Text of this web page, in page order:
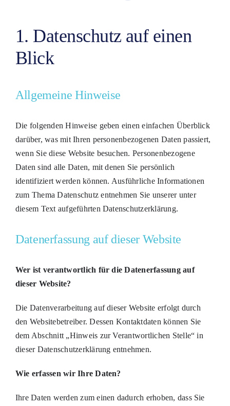
1. Datenschutz auf einen
Blick
Allgemeine Hinweise
Die folgenden Hinweise geben einen einfachen Überblick
darüber, was mit Ihren personenbezogenen Daten passiert,
wenn Sie diese Website besuchen. Personenbezogene
Daten sind alle Daten, mit denen Sie persönlich
identifiziert werden können. Ausführliche Informationen
zum Thema Datenschutz entnehmen Sie unserer unter
diesem Text aufgeführten Datenschutzerklärung.
Datenerfassung auf dieser Website
Wer ist verantwortlich für die Datenerfassung auf
dieser Website?
Die Datenverarbeitung auf dieser Website erfolgt durch
den Websitebetreiber. Dessen Kontaktdaten können Sie
dem Abschnitt „Hinweis zur Verantwortlichen Stelle“ in
dieser Datenschutzerklärung entnehmen.
Wie erfassen wir Ihre Daten?
Ihre Daten werden zum einen dadurch erhoben, dass Sie